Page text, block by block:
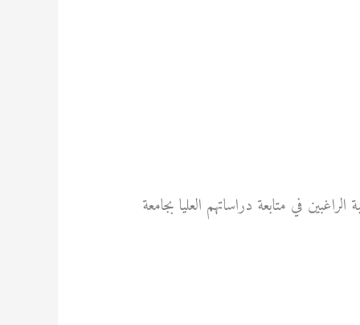
في متابعة دراساتهم العليا بجامعة